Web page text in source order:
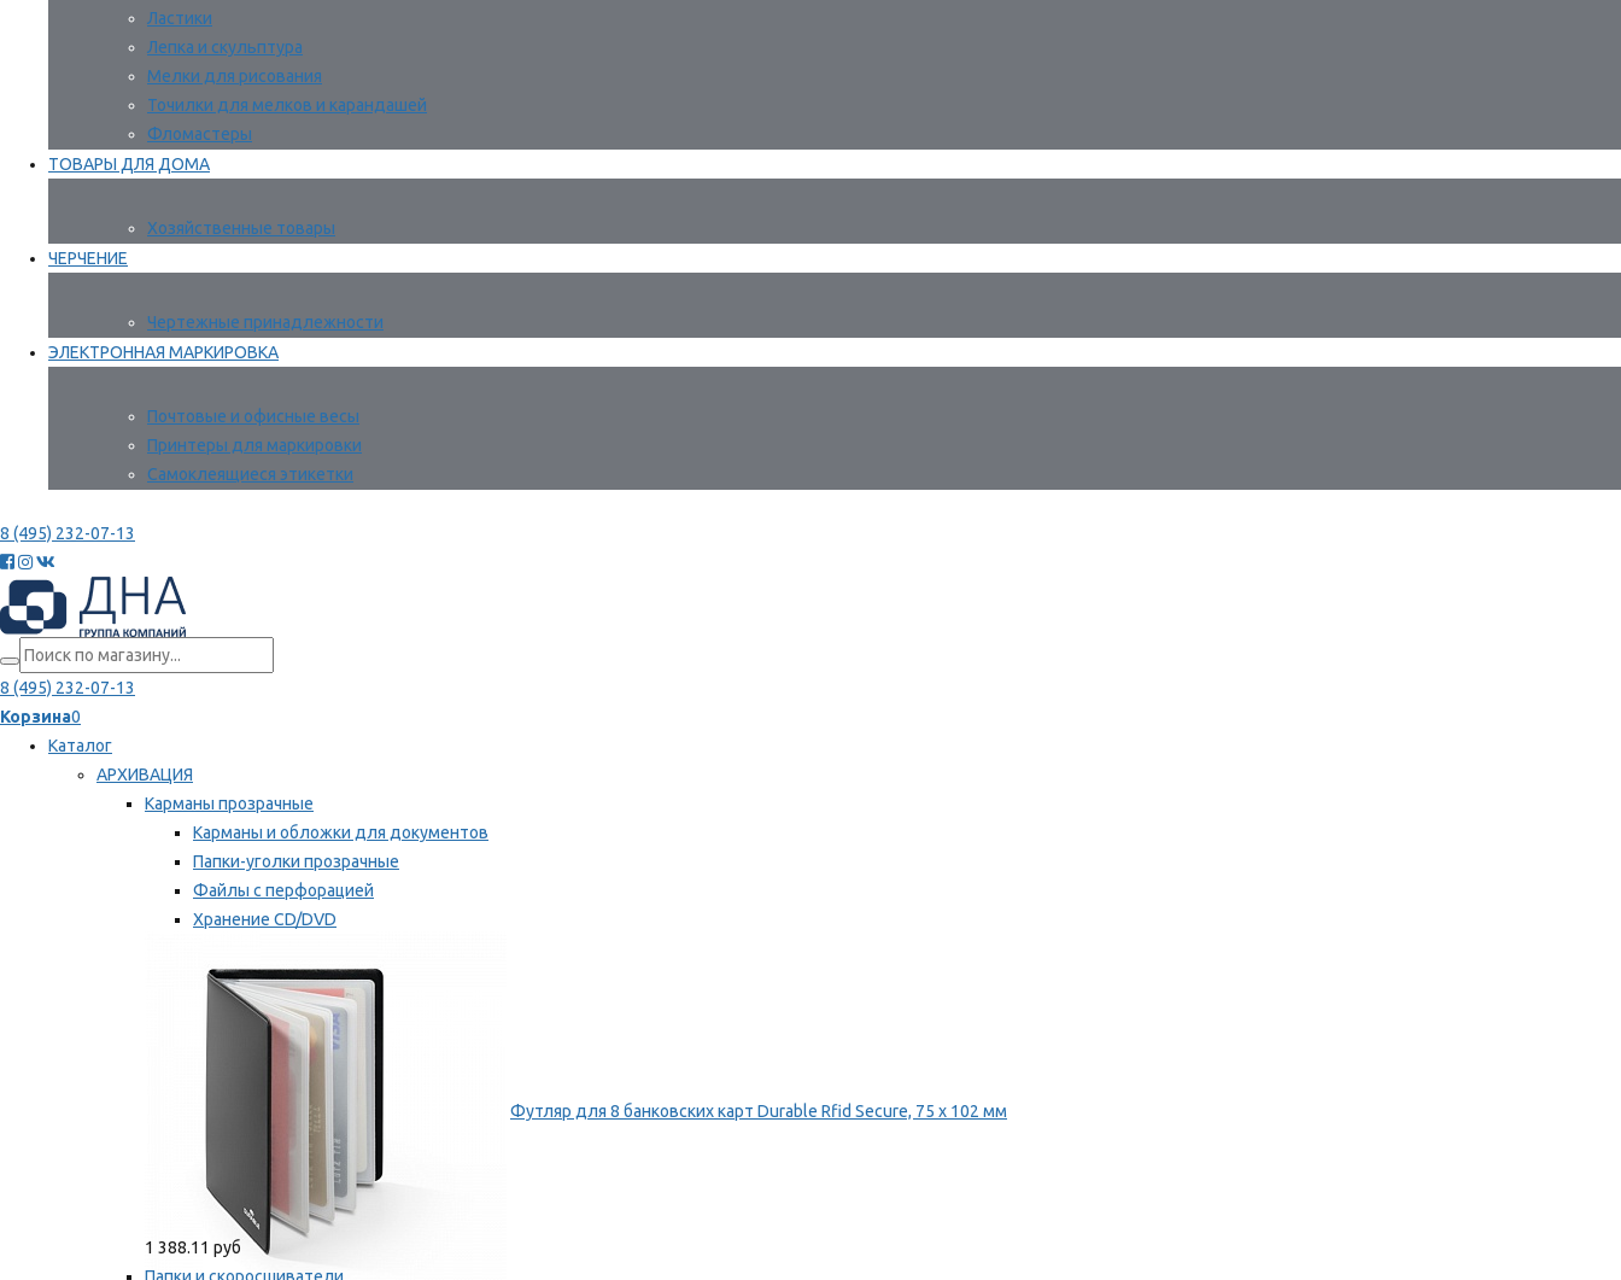
Ластики
Лепка и скульптура
Мелки для рисования
Точилки для мелков и карандашей
Фломастеры
ТОВАРЫ ДЛЯ ДОМА
Хозяйственные товары
ЧЕРЧЕНИЕ
Чертежные принадлежности
ЭЛЕКТРОННАЯ МАРКИРОВКА
Почтовые и офисные весы
Принтеры для маркировки
Самоклеящиеся этикетки
8 (495) 232-07-13
8 (495) 232-07-13
Корзина0
Каталог
АРХИВАЦИЯ
Карманы прозрачные
Карманы и обложки для документов
Папки-уголки прозрачные
Файлы с перфорацией
Хранение CD/DVD
Мы рекомендуем
Футляр для 8 банковских карт Durable Rfid Secure, 75 х 102 мм
1 388.11 руб